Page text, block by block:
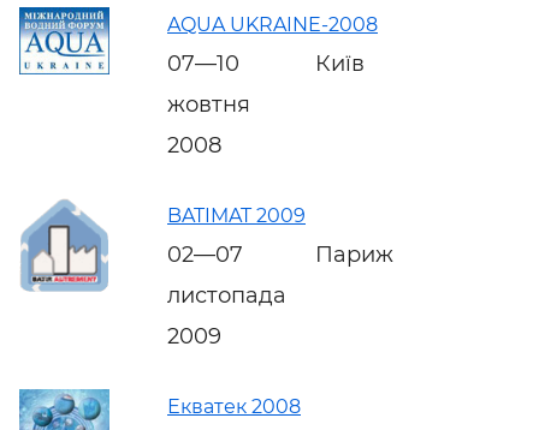
AQUA UKRAINE-2008
07—10
жовтня
2008
Київ
BATIMAT 2009
02—07
листопада
2009
Париж
Екватек 2008